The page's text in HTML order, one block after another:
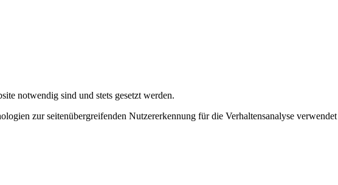
notwendig sind und stets gesetzt werden.
zur seitenübergreifenden Nutzererkennung für die Verhaltensanalyse